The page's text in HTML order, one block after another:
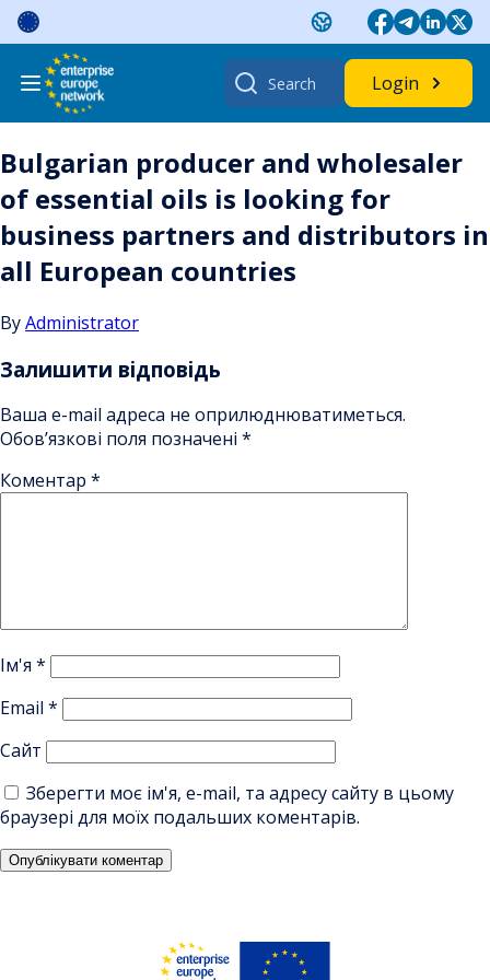
Skip
content
Search
for:
Login
Bulgarian producer and wholesaler
of essential oils is looking for
business partners and distributors in
all European countries
ByAdministrator
Залишити відповідь
Ваша e-mail адреса не оприлюднюватиметься.
Обов’язкові поля позначені *
Коментар *
Ім'я *
Email *
Сайт
Зберегти моє ім'я, e-mail, та адресу сайту в цьому
браузері для моїх подальших коментарів.